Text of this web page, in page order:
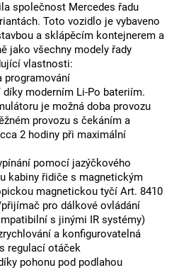
společnost Mercedes řadu
Toto vozidlo je vybaveno
a sklápěcím kontejnerem a
jako všechny modely řady
vlastnosti:
programování
díky moderním Li-Po bateriím.
je možná doba provozu
provozu s čekáním a
2 hodiny při maximální
pomocí jazýčkového
kabiny řidiče s magnetickým
magnetickou tyčí Art. 8410
pro dálkové ovládání
s jinými IR systémy)
a konfigurovatelná
regulací otáček
pohonu pod podlahou